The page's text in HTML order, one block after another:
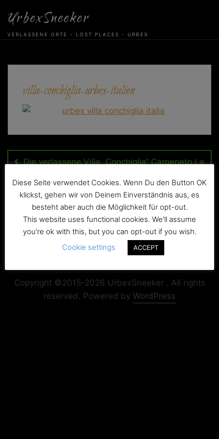
content
UrbexSneeker
VERLASSENE ORTE - LOST PLACES - URBEX
villa-conchiglia-urbex-italien
Die verlassene Villa „Conchiglia“ Carpeneto La
Copyright ©2015-2026 UrbexSneeker . All rights
reserved. Powered by WordPress
Diese Seite verwendet Cookies. Wenn Du den Button OK
klickst, gehen wir von Deinem Einverständnis aus, es
besteht aber auch die Möglichkeit für opt-out.
This website uses functional cookies. We'll assume
you're ok with this, but you can opt-out if you wish.
Cookie settings
ACCEPT